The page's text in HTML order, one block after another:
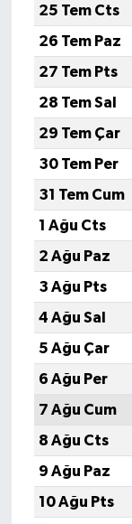
25 Tem Cts
26 Tem Paz
27 Tem Pts
28 Tem Sal
29 Tem Çar
30 Tem Per
31 Tem Cum
1 Ağu Cts
2 Ağu Paz
3 Ağu Pts
4 Ağu Sal
5 Ağu Çar
6 Ağu Per
7 Ağu Cum
8 Ağu Cts
9 Ağu Paz
10 Ağu Pts